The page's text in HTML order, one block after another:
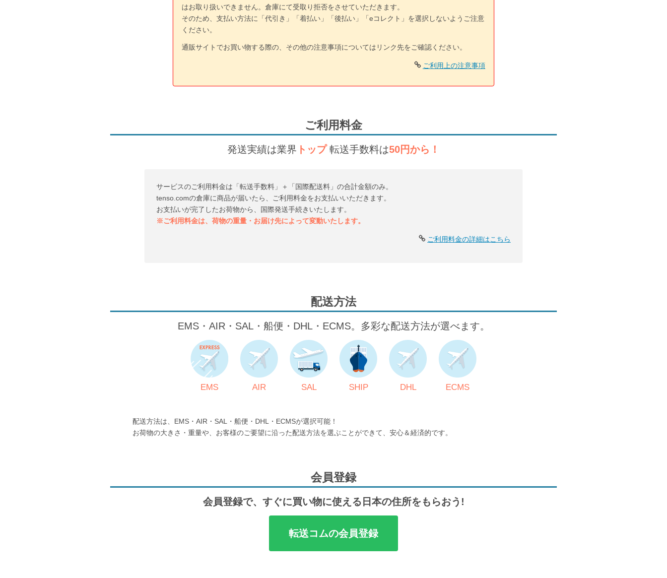
はお取り扱いできません。倉庫にて受取り拒否をさせていただきます。
そのため、支払い方法に「代引き」「着払い」「後払い」「eコレクト」を選択しないようご注意
ください。
通販サイトでお買い物する際の、その他の注意事項についてはリンク先をご確認ください。
ご利用上の注意事項
ご利用料金
発送実績は業界 トップ 転送手数料は50円から！
サービスのご利用料金は「転送手数料」＋「国際配送料」の合計金額のみ。
tenso.comの倉庫に商品が届いたら、ご利用料金をお支払いいただきます。
お支払いが完了したお荷物から、国際発送手続きいたします。
※ご利用料金は、荷物の重量・お届け先によって変動いたします。
ご利用料金の詳細はこちら
配送方法
EMS・AIR・SAL・船便・DHL・ECMS。多彩な配送方法が選べます。
EMS AIR SAL SHIP DHL ECMS
配送方法は、EMS・AIR・SAL・船便・DHL・ECMSが選択可能！
お荷物の大きさ・重量や、お客様のご要望に沿った配送方法を選ぶことができて、安心＆経済的です。
会員登録
会員登録で、すぐに買い物に使える日本の住所をもらおう!
転送コムの会員登録